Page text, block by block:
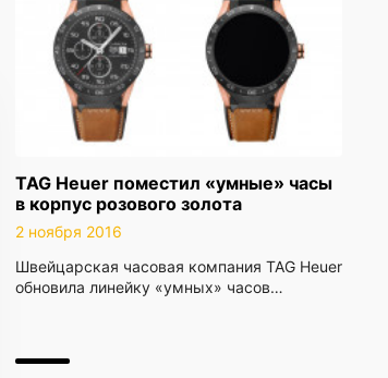
TAG Heuer поместил «умные» часы
в корпус розового золота
2 ноября 2016
Швейцарская часовая компания TAG Heuer
обновила линейку «умных» часов…